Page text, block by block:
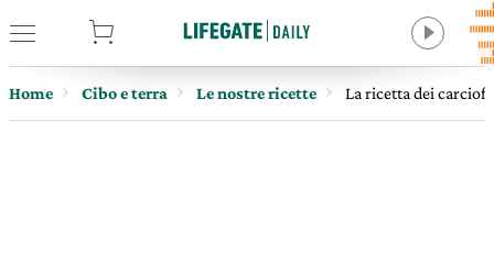
Home Cibo e terra Le nostre ricette La ricetta dei